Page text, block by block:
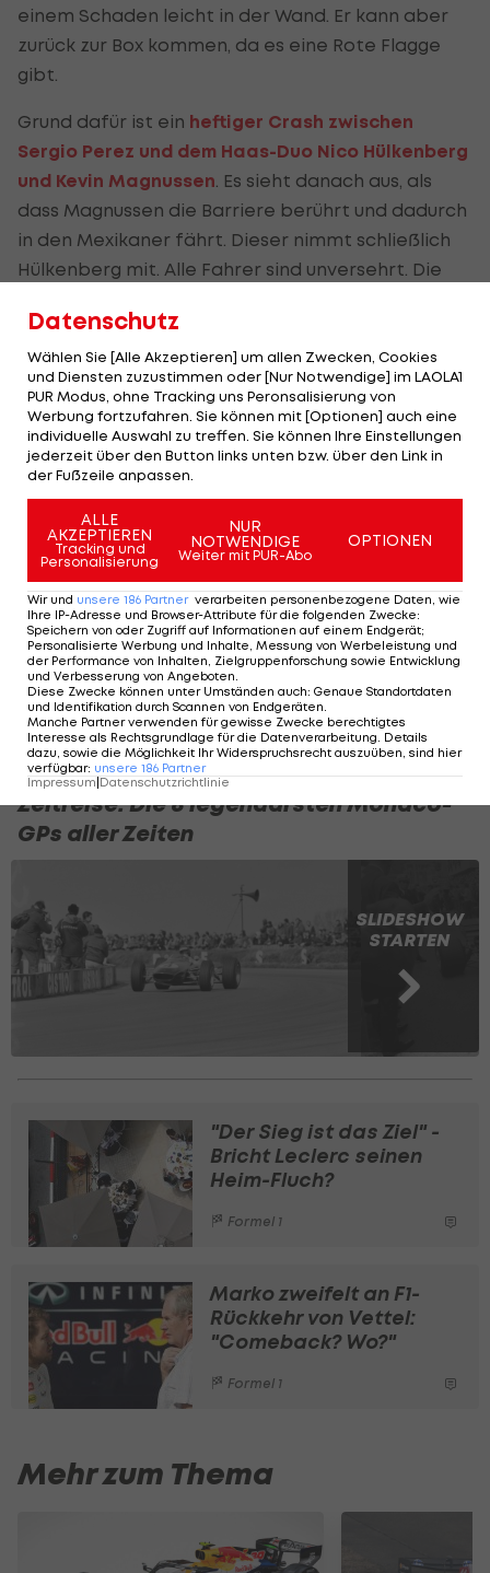
einem Schaden leicht in der Wand. Er kann aber
zurück zur Box kommen, da es eine Rote Flagge
gibt.
Grund dafür ist ein heftiger Crash zwischen
Sergio Perez und dem Haas-Duo Nico Hülkenberg
und Kevin Magnussen . Es sieht danach aus, als
dass Magnussen die Barriere berührt und dadurch
in den Mexikaner fährt. Dieser nimmt schließlich
Hülkenberg mit. Alle Fahrer sind unversehrt. Die
Ocon an Gasly vorbeigehen will.
Der Restart läuft dann problemlos ab, daraufhin
wird es ein eher "langweiliges Rennen". Interessant
wird es hinsichtlich der Strategie, denn die Top
vier stecken bereits in der Phase der Roten
In weiterer Folge hält Sainz Norris auch
erfolgreich zurück, um dem Briten jegliche
strategische Vorteile zu nehmen. So darf sich
Leclerc tatsächlich über seinen ersten Heimsieg
freuen, und somit auch über das Ende eines
langen Fluches.
Das Ergebnis des Monaco-GPs:
Zeitreise: Die 8 legendärsten Monaco-
GPs aller Zeiten
SLIDESHOW
STARTEN
"Der Sieg ist das Ziel" -
Bricht Leclerc seinen
Heim-Fluch?
Formel 1
Marko zweifelt an F1-
Rückkehr von Vettel:
"Comeback? Wo?"
Formel 1
Mehr zum Thema
Datenschutz
Wählen Sie [Alle Akzeptieren] um allen Zwecken, Cookies
und Diensten zuzustimmen oder [Nur Notwendige] im LAOLA1
PUR Modus, ohne Tracking uns Peronsalisierung von
Werbung fortzufahren. Sie können mit [Optionen] auch eine
individuelle Auswahl zu treffen. Sie können Ihre Einstellungen
jederzeit über den Button links unten bzw. über den Link in
der Fußzeile anpassen.
ALLE
AKZEPTIEREN
Tracking und
Personalisierung
NUR
NOTWENDIGE
Weiter mit PUR-Abo
OPTIONEN
Wir und unsere 186 Partner verarbeiten personenbezogene Daten, wie
Ihre IP-Adresse und Browser-Attribute für die folgenden Zwecke:
Speichern von oder Zugriff auf Informationen auf einem Endgerät;
Personalisierte Werbung und Inhalte, Messung von Werbeleistung und
der Performance von Inhalten, Zielgruppenforschung sowie Entwicklung
und Verbesserung von Angeboten.
Diese Zwecke können unter Umständen auch: Genaue Standortdaten
und Identifikation durch Scannen von Endgeräten.
Manche Partner verwenden für gewisse Zwecke berechtigtes
Interesse als Rechtsgrundlage für die Datenverarbeitung. Details
dazu, sowie die Möglichkeit Ihr Widerspruchsrecht auszuüben, sind hier
verfügbar: unsere 186 Partner
Impressum Datenschutzrichtlinie